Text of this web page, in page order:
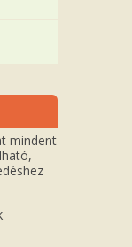
mindent